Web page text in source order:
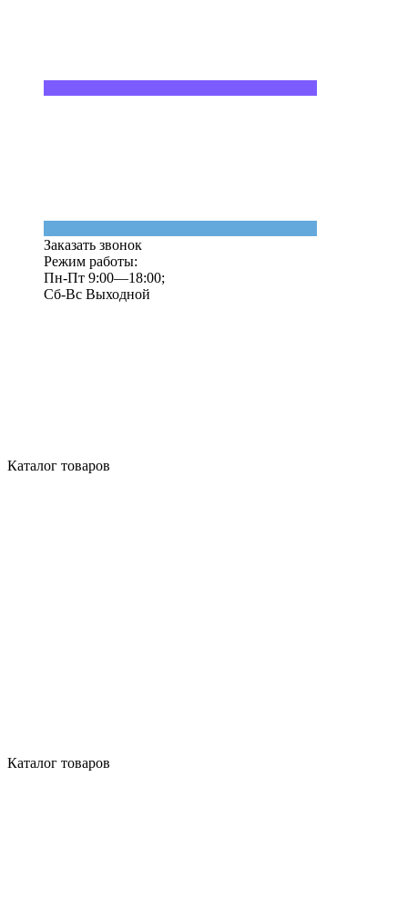
Заказать звонок
Режим работы:
Пн-Пт 9:00—18:00;
Сб-Вс Выходной
Каталог товаров
Каталог товаров